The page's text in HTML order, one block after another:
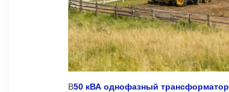
В50 кВА однофазный трансформатор